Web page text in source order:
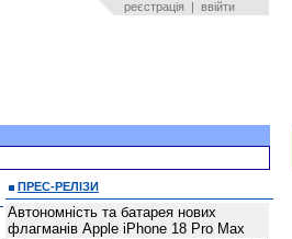
реєстрація | ввійти
ПРЕС-РЕЛІЗИ
Автономність та батарея нових
флагманів Apple iPhone 18 Pro Max